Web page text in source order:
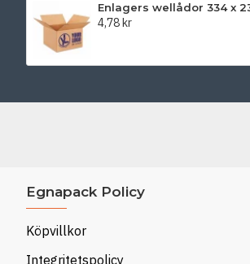
4,78 kr
Egnapack Policy
Köpvillkor
Integritetspolicy